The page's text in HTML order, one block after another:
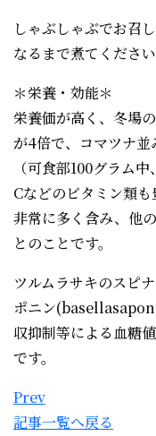
しゃぶしゃぶでお召
なるまで煮てください
＊栄養・効能＊
栄養価が高く、冬場
が4倍で、コマツナ
（可食部100グラム
Cなどのビタミン類
非常に多く含み、他
とのことです。
ツルムラサキのスピ
ポニン
収抑制等による血糖
です。
Prev
記事一覧へ戻る